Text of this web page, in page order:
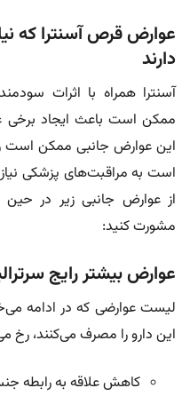
عوارض قرص آسنترا که
دارند
آسنترا همراه با اثرات
ممکن است باعث ایجاد برخی
این عوارض جانبی ممکن است
است به مراقبت‌های پزشکی
از عوارض جانبی زیر در
مشورت کنید:
عوارض بیشتر رایج
لیست عوارضی که در ادامه
این دارو را مصرف می‌کنند، رخ
کاهش علاقه به رابطه